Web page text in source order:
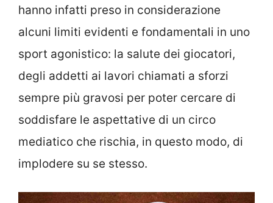
hanno infatti preso in considerazione
alcuni limiti evidenti e fondamentali in uno
sport agonistico: la salute dei giocatori,
degli addetti ai lavori chiamati a sforzi
sempre più gravosi per poter cercare di
soddisfare le aspettative di un circo
mediatico che rischia, in questo modo, di
implodere su se stesso.